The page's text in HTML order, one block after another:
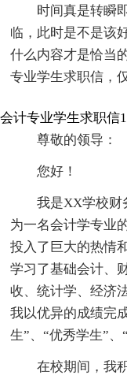
时间真是转瞬
临，此时是不是该
什么内容才是恰当
专业学生求职信，
会计专业学生求职信1
尊敬的领导：
您好！
我是XX学校财
为一名会计学专业
投入了巨大的热情
学习了基础会计、
收、统计学、经济
我以优异的成绩完
生”、“优秀学生”、
在校期间，我